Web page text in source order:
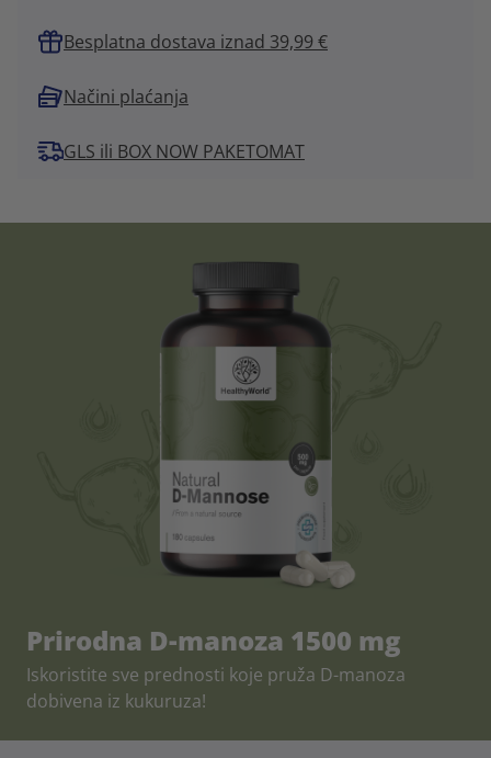
Besplatna dostava iznad 39,99 €
Načini plaćanja
GLS ili BOX NOW PAKETOMAT
Prirodna D-manoza 1500 mg
Iskoristite sve prednosti koje pruža D-manoza
dobivena iz kukuruza!